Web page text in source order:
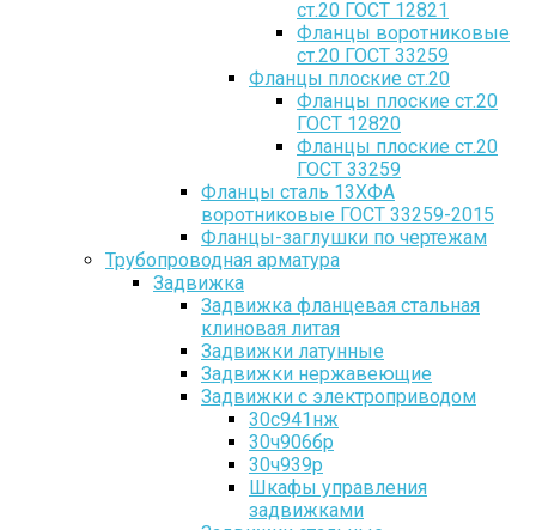
ст.20 ГОСТ 12821
Фланцы воротниковые
ст.20 ГОСТ 33259
Фланцы плоские ст.20
Фланцы плоские ст.20
ГОСТ 12820
Фланцы плоские ст.20
ГОСТ 33259
Фланцы сталь 13ХФА
воротниковые ГОСТ 33259-2015
Фланцы-заглушки по чертежам
Трубопроводная арматура
Задвижка
Задвижка фланцевая стальная
клиновая литая
Задвижки латунные
Задвижки нержавеющие
Задвижки с электроприводом
30с941нж
30ч906бр
30ч939р
Шкафы управления
задвижками